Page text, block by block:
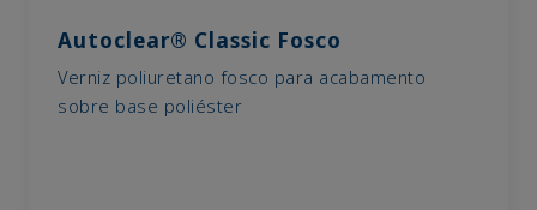
Autoclear® Classic Fosco
Verniz poliuretano fosco para acabamento
sobre base poliéster